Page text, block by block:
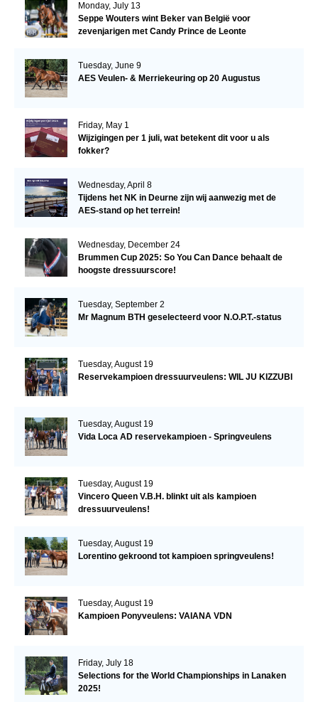
Monday, July 13
Seppe Wouters wint Beker van België voor
zevenjarigen met Candy Prince de Leonte
Tuesday, June 9
AES Veulen- & Merriekeuring op 20 Augustus
Friday, May 1
Wijzigingen per 1 juli, wat betekent dit voor u als
fokker?
Wednesday, April 8
Tijdens het NK in Deurne zijn wij aanwezig met de
AES-stand op het terrein!
Wednesday, December 24
Brummen Cup 2025: So You Can Dance behaalt de
hoogste dressuurscore!
Tuesday, September 2
Mr Magnum BTH geselecteerd voor N.O.P.T.-status
Tuesday, August 19
Reservekampioen dressuurveulens: WIL JU KIZZUBI
Tuesday, August 19
Vida Loca AD reservekampioen - Springveulens
Tuesday, August 19
Vincero Queen V.B.H. blinkt uit als kampioen
dressuurveulens!
Tuesday, August 19
Lorentino gekroond tot kampioen springveulens!
Tuesday, August 19
Kampioen Ponyveulens: VAIANA VDN
Friday, July 18
Selections for the World Championships in Lanaken
2025!